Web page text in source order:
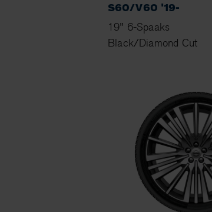
S60/V60 '19-
19" 6-Spaaks
Black/Diamond Cut